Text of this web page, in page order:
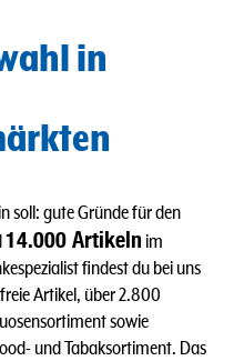
in
soll: gute Gründe für den
14.000 Artikeln im
findest du bei uns
Artikel, über 2.800
sowie
und Tabaksortiment. Das